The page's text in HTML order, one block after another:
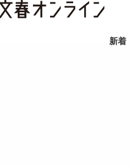
新着